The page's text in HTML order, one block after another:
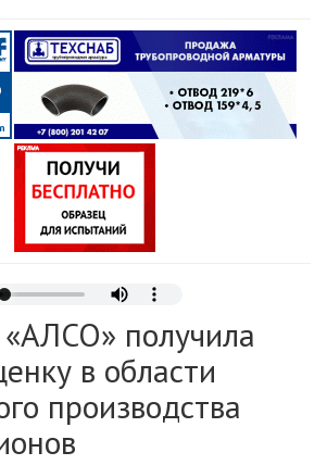
получила
в области
производства